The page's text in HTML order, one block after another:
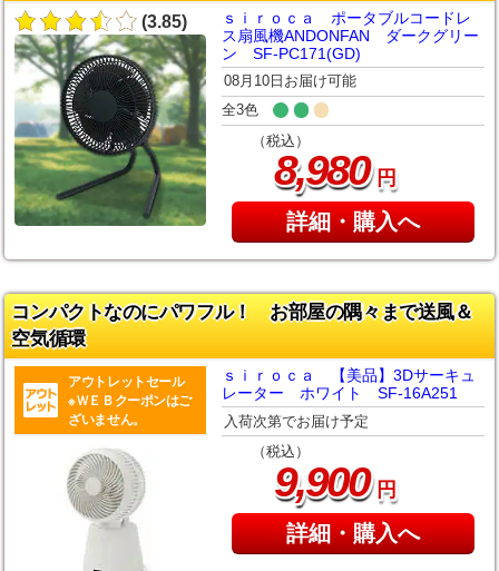
(3.85)
ｓｉｒｏｃａ ポータブルコードレ
ス扇風機ANDONFAN ダークグリー
ン SF-PC171(GD)
08月10日お届け可能
全3色
（税込）
8,980円
詳細・購入へ
コンパクトなのにパワフル！ お部屋の隅々まで送風＆
空気循環
アウトレットセール
※ＷＥＢクーポンはご
ざいません。
ｓｉｒｏｃａ 【美品】3Dサーキュ
レーター ホワイト SF-16A251
入荷次第でお届け予定
（税込）
9,900円
詳細・購入へ